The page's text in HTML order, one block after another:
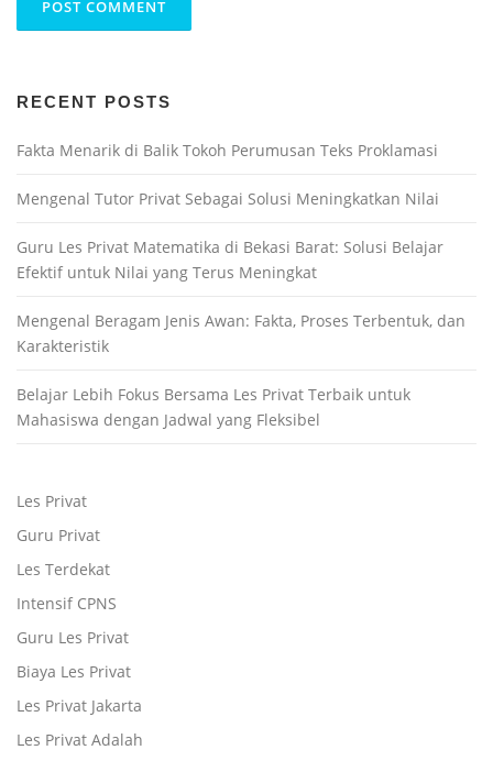
RECENT POSTS
Fakta Menarik di Balik Tokoh Perumusan Teks Proklamasi
Mengenal Tutor Privat Sebagai Solusi Meningkatkan Nilai
Guru Les Privat Matematika di Bekasi Barat: Solusi Belajar
Efektif untuk Nilai yang Terus Meningkat
Mengenal Beragam Jenis Awan: Fakta, Proses Terbentuk, dan
Karakteristik
Belajar Lebih Fokus Bersama Les Privat Terbaik untuk
Mahasiswa dengan Jadwal yang Fleksibel
Les Privat
Guru Privat
Les Terdekat
Intensif CPNS
Guru Les Privat
Biaya Les Privat
Les Privat Jakarta
Les Privat Adalah